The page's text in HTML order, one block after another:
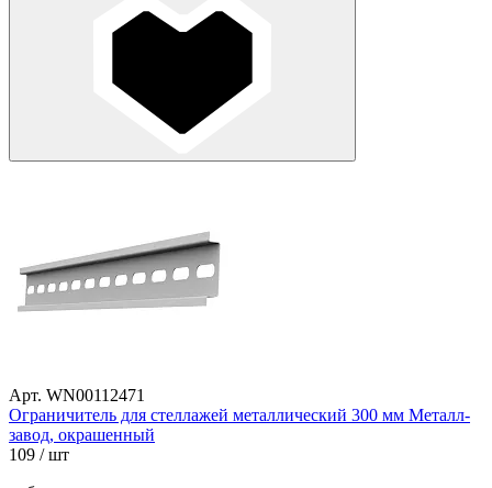
Арт. WN00112471
Ограничитель для стеллажей металлический 300 мм Металл-
завод, окрашенный
109 / шт